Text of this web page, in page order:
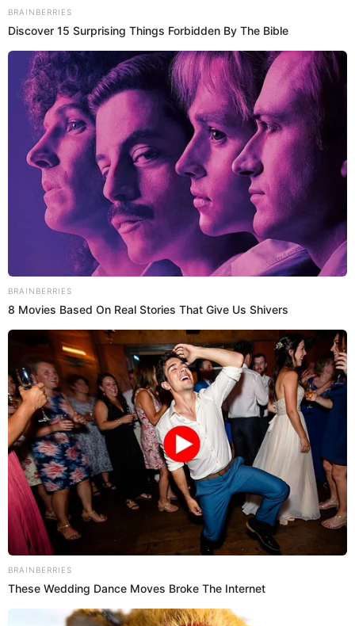
Embajada de EE.UU REMATA equipos y muebles
en Lima: Conoce los requisitos, fechas y cómo
participar
Conoce aquí los pasos para registrarte, los plazos de pago y los
requisitos de seguridad para el recojo de los bienes.
Alannis Castañeda
Remate
05 Ene 2026 | 15:34 h
Tottus remata celulares de marca desde los
S/349: revisa cómo y hasta cuándo acceder a esta
promo de locura por inicio de año
Tottus lanza promociones de locura solo por horas en este inicio de
año 2026. Aquí los detalles que necesitas.
Yeraldiny Cobeñas
Promociones